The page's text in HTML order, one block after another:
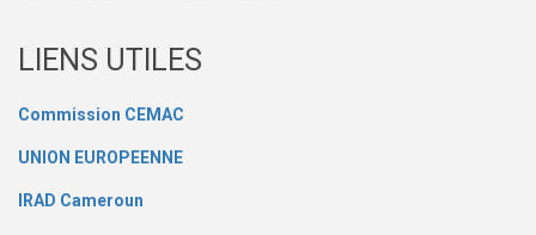
LIENS UTILES
Commission CEMAC
UNION EUROPEENNE
IRAD Cameroun